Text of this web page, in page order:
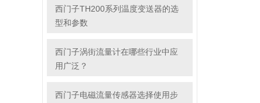
西门子TH200系列温度变送器的选
型和参数
西门子涡街流量计在哪些行业中应
用广泛？
西门子电磁流量传感器选择使用步